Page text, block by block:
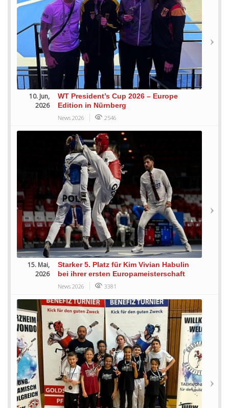
10. Jun,
2026
WT President’s Cup 2026 – Europe
Edition in Nürnberg
News 2026 2546
15. Mai,
2026
Starker 5. Platz für Kim Vivian Habulin
bei ihrer ersten Europameisterschaft
News 2026 3381